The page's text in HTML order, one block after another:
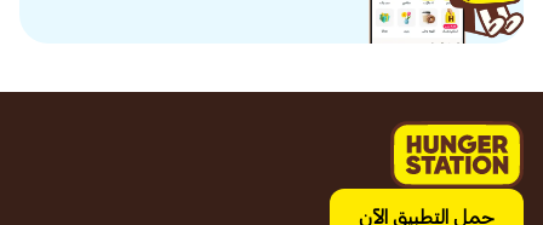
حمل التطبيق الآن